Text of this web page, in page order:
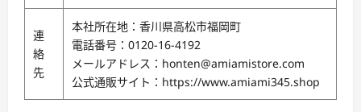
連
絡
先
本社所在地：香川県高松市福岡町
電話番号：0120-16-4192
メールアドレス：honten@amiamistore.com
公式通販サイト：https://www.amiami345.shop